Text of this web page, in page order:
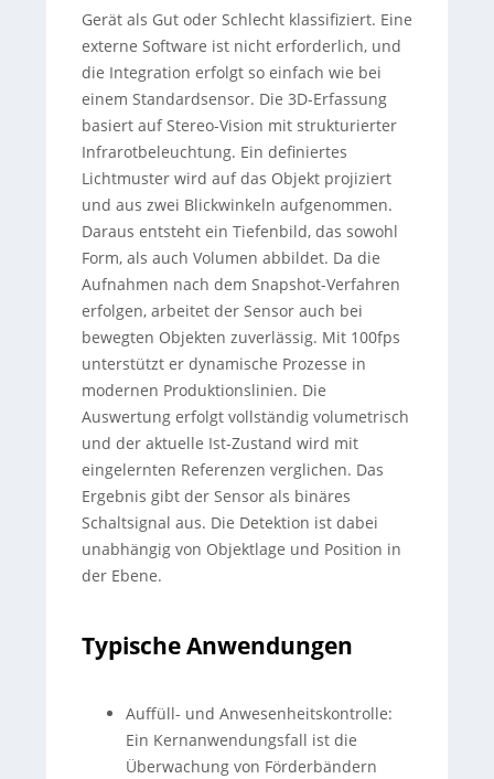
Gerät als Gut oder Schlecht klassifiziert. Eine
externe Software ist nicht erforderlich, und
die Integration erfolgt so einfach wie bei
einem Standardsensor. Die 3D-Erfassung
basiert auf Stereo-Vision mit strukturierter
Infrarotbeleuchtung. Ein definiertes
Lichtmuster wird auf das Objekt projiziert
und aus zwei Blickwinkeln aufgenommen.
Daraus entsteht ein Tiefenbild, das sowohl
Form, als auch Volumen abbildet. Da die
Aufnahmen nach dem Snapshot-Verfahren
erfolgen, arbeitet der Sensor auch bei
bewegten Objekten zuverlässig. Mit 100fps
unterstützt er dynamische Prozesse in
modernen Produktionslinien. Die
Auswertung erfolgt vollständig volumetrisch
und der aktuelle Ist-Zustand wird mit
eingelernten Referenzen verglichen. Das
Ergebnis gibt der Sensor als binäres
Schaltsignal aus. Die Detektion ist dabei
unabhängig von Objektlage und Position in
der Ebene.
Typische Anwendungen
Auffüll- und Anwesenheitskontrolle:
Ein Kernanwendungsfall ist die
Überwachung von Förderbändern